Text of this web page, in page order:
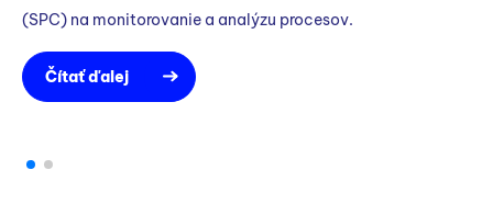
(SPC) na monitorovanie a analýzu procesov.
Čítať ďalej